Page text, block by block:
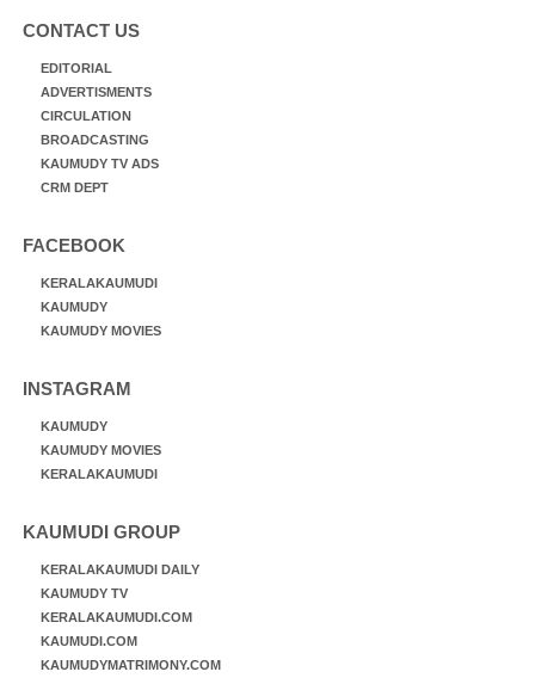
CONTACT US
EDITORIAL
ADVERTISMENTS
CIRCULATION
BROADCASTING
KAUMUDY TV ADS
CRM DEPT
FACEBOOK
KERALAKAUMUDI
KAUMUDY
KAUMUDY MOVIES
INSTAGRAM
KAUMUDY
KAUMUDY MOVIES
KERALAKAUMUDI
KAUMUDI GROUP
KERALAKAUMUDI DAILY
KAUMUDY TV
KERALAKAUMUDI.COM
KAUMUDI.COM
KAUMUDYMATRIMONY.COM